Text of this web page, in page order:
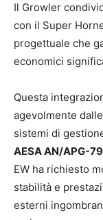
Il Growler
con il Super
progettuale che
economici
Questa
agevolmente
sistemi di
AESA AN/APG-79
EW ha richiesto
stabilità e
esterni